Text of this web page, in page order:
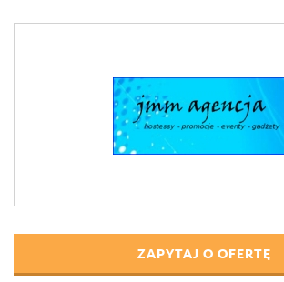
ZAPYTAJ O OFERTĘ